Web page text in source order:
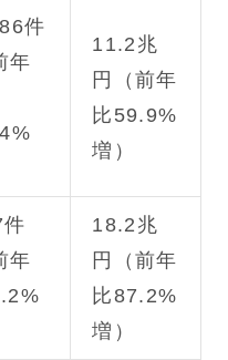
件
年
11.2兆
円（前年
比59.9%
増）
年
18.2兆
円（前年
比87.2%
増）